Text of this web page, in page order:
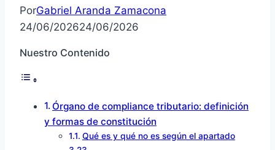
PorGabriel Aranda Zamacona
24/06/202624/06/2026
Nuestro Contenido
Órgano de compliance tributario: definición
y formas de constitución
Qué es y qué no es según el apartado